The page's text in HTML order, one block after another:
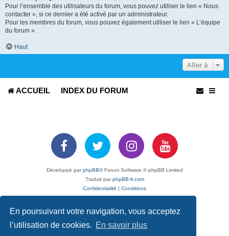
En poursuivant votre navigation, vous acceptez
l’utilisation de cookies. En savoir plus
Pour l’ensemble des utilisateurs du forum, vous pouvez utiliser le lien « Nous
contacter », si ce dernier a été activé par un administrateur.
Pour les membres du forum, vous pouvez également utiliser le lien « L’équipe
du forum ».
Haut
Aller à
ACCUEIL INDEX DU FORUM
Développé parphpBB® Forum Software © phpBB Limited
Traduit parphpBB-fr.com
Confidentialité | Conditions